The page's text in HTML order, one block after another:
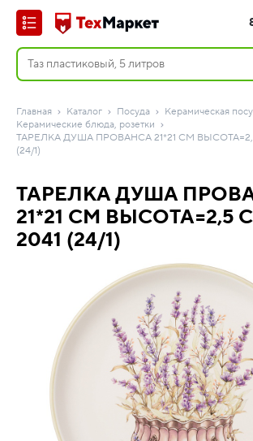
Главная Каталог Посуда
Керамическая
Керамические блюда, розетки
ТАРЕЛКА ДУША ПРОВАНСА 21*21 СМ
(24/1)
ТАРЕЛКА ДУША
21*21 СМ ВЫСОТА=2,5
2041 (24/1)